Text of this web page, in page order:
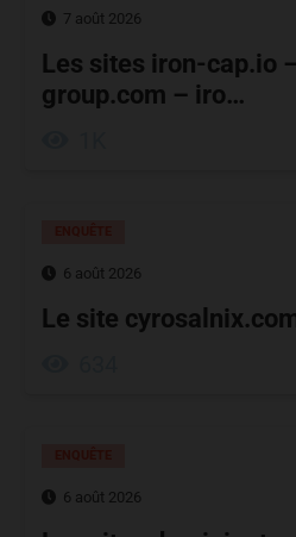
7 août 2026
Les sites iron-cap.io
group.com – iro…
6 août 2026
Le site
6 août 2026